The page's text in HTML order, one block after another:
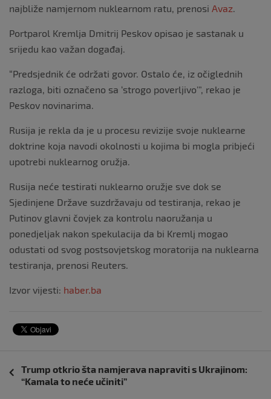
najbliže namjernom nuklearnom ratu, prenosi Avaz
Portparol Kremlja Dmitrij Peskov opisao je sastanak u
srijedu kao važan događaj.
“Predsjednik će održati govor. Ostalo će, iz očiglednih
razloga, biti označeno sa ‘strogo poverljivo’”, rekao je
Peskov novinarima.
Rusija je rekla da je u procesu revizije svoje nuklearne
doktrine koja navodi okolnosti u kojima bi mogla pribjeći
upotrebi nuklearnog oružja.
Rusija neće testirati nuklearno oružje sve dok se
Sjedinjene Države suzdržavaju od testiranja, rekao je
Putinov glavni čovjek za kontrolu naoružanja u
ponedjeljak nakon spekulacija da bi Kremlj mogao
odustati od svog postsovjetskog moratorija na nuklearna
testiranja, prenosi Reuters.
Izvor vijesti: haber.ba
objava
Trump otkrio šta namjerava napraviti s Ukrajinom:
“Kamala to neće učiniti”